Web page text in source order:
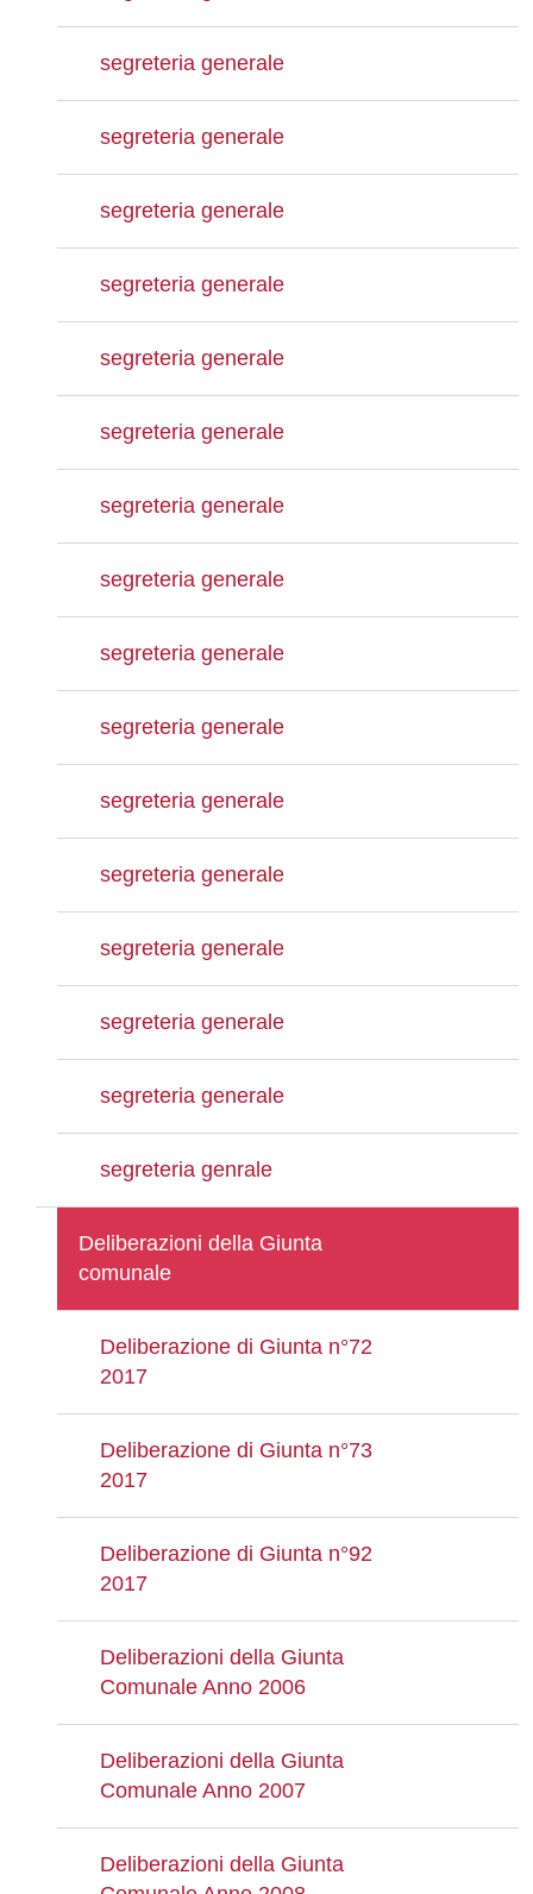
segreteria generale
segreteria generale
segreteria generale
segreteria generale
segreteria generale
segreteria generale
segreteria generale
segreteria generale
segreteria generale
segreteria generale
segreteria generale
segreteria generale
segreteria generale
segreteria generale
segreteria generale
segreteria genrale
Deliberazioni della Giunta
comunale
Deliberazione di Giunta n°72
2017
Deliberazione di Giunta n°73
2017
Deliberazione di Giunta n°92
2017
Deliberazioni della Giunta
Comunale Anno 2006
Deliberazioni della Giunta
Comunale Anno 2007
Deliberazioni della Giunta